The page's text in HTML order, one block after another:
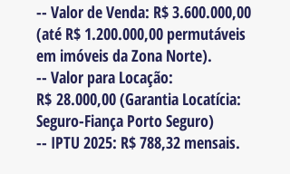
-- Valor de Venda: R$ 3.600.000,00
(até R$ 1.200.000,00 permutáveis
em imóveis da Zona Norte).
-- Valor para Locação:
R$ 28.000,00 (Garantia Locatícia:
Seguro-Fiança Porto Seguro)
-- IPTU 2025: R$ 788,32 mensais.